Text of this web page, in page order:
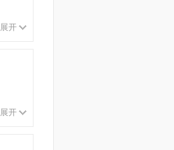
展开
展开